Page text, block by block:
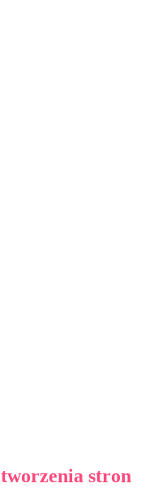
tworzenia stron